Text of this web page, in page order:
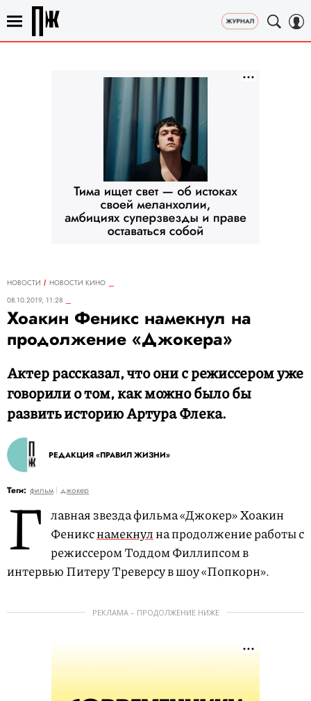
НОВОСТИ
НОВОСТИ КИНО
08.10.2019, 11:28
Хоакин Феникс намекнул на
продолжение «Джокера»
Актер рассказал, что они с режиссером уже
говорили о том, как можно было бы
развить историю Артура Флека.
РЕДАКЦИЯ «ПРАВИЛ ЖИЗНИ»
Теги: фильм джокер
Г лавная звезда фильма «Джокер» Хоакин
Феникснамекнулна продолжение работы с
режиссером Тоддом Филлипсом в
интервью Питеру Треверсу в шоу «Попкорн».
РЕКЛАМА – ПРОДОЛЖЕНИЕ НИЖЕ